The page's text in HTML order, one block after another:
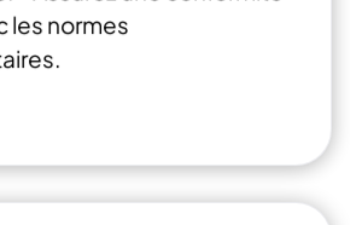
les normes